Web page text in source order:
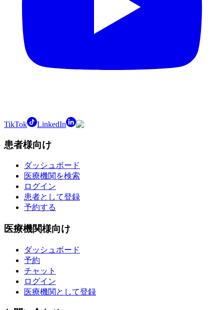
TikTok LinkedIn
患者様向け
ダッシュボード
医療機関を検索
ログイン
患者として登録
予約する
医療機関様向け
ダッシュボード
予約
チャット
ログイン
医療機関として登録